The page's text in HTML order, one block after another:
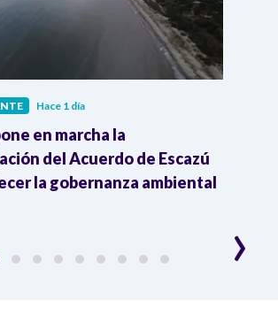
Hace 1 día
en marcha la
del Acuerdo de Escazú
la gobernanza ambiental
›